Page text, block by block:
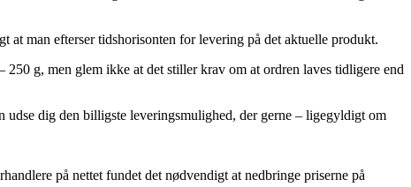
man efterser tidshorisonten for levering på det aktuelle produkt.
g, men glem ikke at det stiller krav om at ordren laves tidligere end
dig den billigste leveringsmulighed, der gerne – ligegyldigt om
på nettet fundet det nødvendigt at nedbringe priserne på